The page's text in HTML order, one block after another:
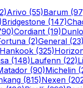
Arivo (55)Barum
Bridgestone (147)
Cordiant (19)
(2)General (23)
Hankook (325)
(148)Laufenn (22)
(90)Michelin
(815)Nexen